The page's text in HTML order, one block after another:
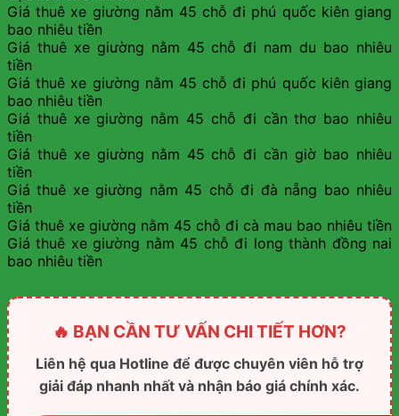
Giá thuê xe giường nằm 45 chỗ đi phú quốc kiên giang
bao nhiêu tiền
Giá thuê xe giường nằm 45 chỗ đi nam du bao nhiêu
tiền
Giá thuê xe giường nằm 45 chỗ đi phú quốc kiên giang
bao nhiêu tiền
Giá thuê xe giường nằm 45 chỗ đi cần thơ bao nhiêu
tiền
Giá thuê xe giường nằm 45 chỗ đi cần giờ bao nhiêu
tiền
Giá thuê xe giường nằm 45 chỗ đi đà nẵng bao nhiêu
tiền
Giá thuê xe giường nằm 45 chỗ đi cà mau bao nhiêu tiền
Giá thuê xe giường nằm 45 chỗ đi long thành đồng nai
bao nhiêu tiền
🔥 BẠN CẦN TƯ VẤN CHI TIẾT HƠN?
Liên hệ qua Hotline để được chuyên viên hỗ trợ
giải đáp nhanh nhất và nhận báo giá chính xác.